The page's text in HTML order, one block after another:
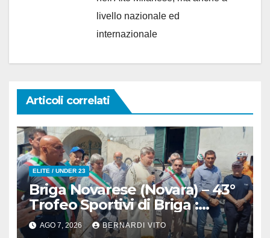
livello nazionale ed
internazionale
Articoli correlati
ELITE / UNDER 23
Briga Novarese (Novara) – 43°
Trofeo Sportivi di Briga :
Nicolò Arrighetti è ancora lui il
Re del Muro di San
AGO 7, 2026 BERNARDI VITO